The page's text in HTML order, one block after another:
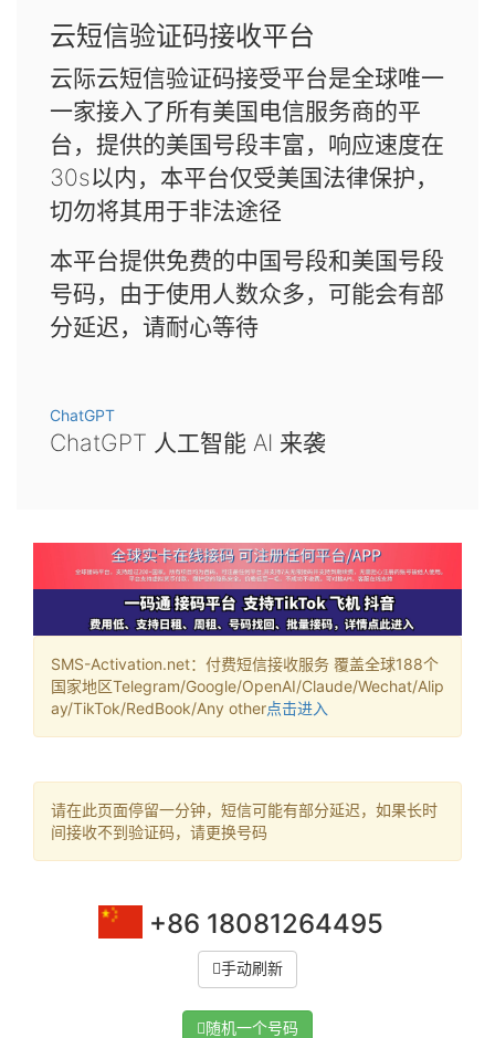
云短信验证码接收平台
云际云短信验证码接受平台是全球唯一
一家接入了所有美国电信服务商的平
台，提供的美国号段丰富，响应速度在
30s以内，本平台仅受美国法律保护，
切勿将其用于非法途径
本平台提供免费的中国号段和美国号段
号码，由于使用人数众多，可能会有部
分延迟，请耐心等待
ChatGPT
ChatGPT 人工智能 AI 来袭
SMS-Activation.net：付费短信接收服务 覆盖全球188个
国家地区Telegram/Google/OpenAI/Claude/Wechat/Alip
ay/TikTok/RedBook/Any other点击进入
请在此页面停留一分钟，短信可能有部分延迟，如果长时
间接收不到验证码，请更换号码
+86 18081264495
手动刷新
随机一个号码